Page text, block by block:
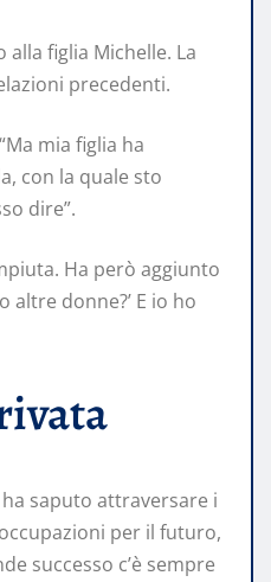
figlia Michelle. La
precedenti.
mia figlia ha
con la quale sto
dire”.
Ha però aggiunto
altre donne?’ E io ho
saputo attraversare i
per il futuro,
successo c’è sempre